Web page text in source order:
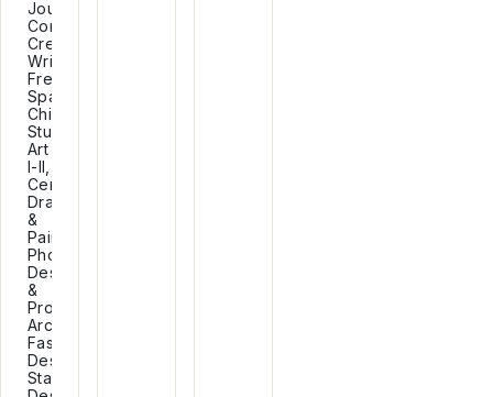
Journalism,
Communications,
Creative
Writing,
French,
Spanish,
Chinese,
Studio
Art
I-II,
Ceramics,
Drawing
&
Painting,
Photography,
Design
&
Production,
Architecture,
Fashion
Design,
Stage